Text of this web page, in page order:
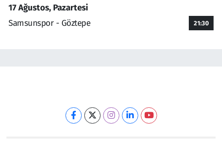
17 Ağustos, Pazartesi
Samsunspor - Göztepe
21:30